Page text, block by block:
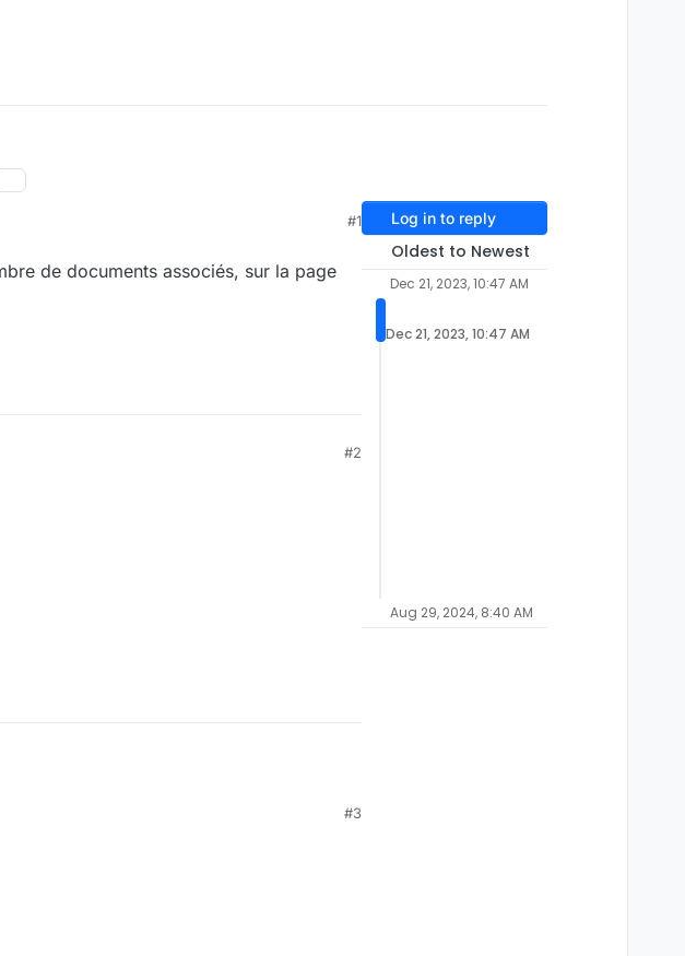
#1
de documents associés, sur la page
#2
#3
Log in to reply
Oldest to Newest
Dec 21, 2023, 10:47 AM
Dec 21, 2023, 10:47 AM
Aug 29, 2024, 8:40 AM